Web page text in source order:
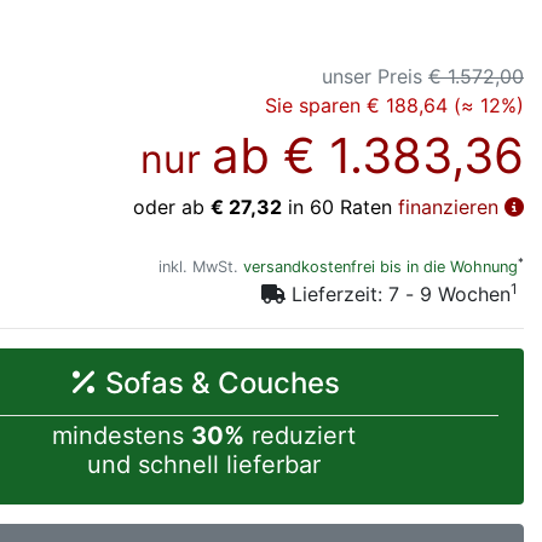
unser Preis € 1.572,00
Sie sparen € 188,64 (≈ 12%)
nur ab € 1.383,36
oder ab € 27,32 in 60 Raten finanzieren
inkl. MwSt. versandkostenfrei bis in die Wohnung*
Lieferzeit: 7 - 9 Wochen1
Sofas & Couches
mindestens 30% reduziert
und schnell lieferbar